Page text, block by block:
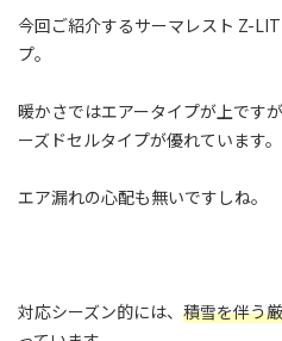
今回ご紹介するサーマレスト Z-
プ。
暖かさではエアータイプが上です
ーズドセルタイプが優れています。
エア漏れの心配も無いですしね。
対応シーズン的には、 積雪を伴う